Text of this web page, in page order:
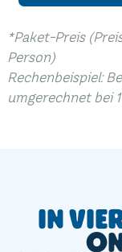
*Paket-Preis
Person)
Rechenbeispiel:
umgerechnet bei
In